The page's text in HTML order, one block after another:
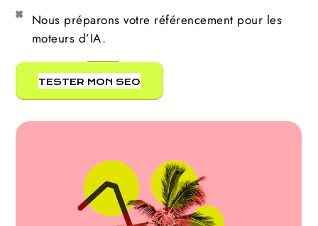
Nous préparons votre référencement pour les
moteurs d’IA.
TESTER MON SEO